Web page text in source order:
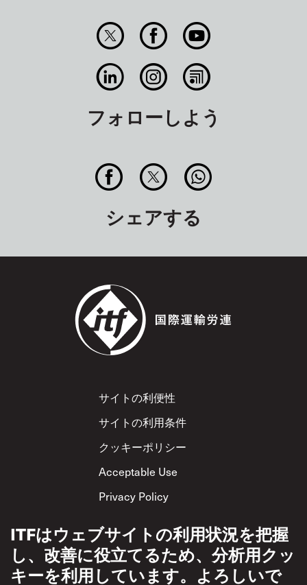
フォローしよう
シェアする
Footer
サイトの利便性
サイトの利用条件
クッキーポリシー
Acceptable Use
Privacy Policy
ITFはウェブサイトの利用状況を把握
し、改善に役立てるため、分析用クッ
キーを利用しています。よろしいで